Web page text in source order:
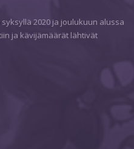
2020 ja joulukuun alussa
ja kävijämäärät lähtivät